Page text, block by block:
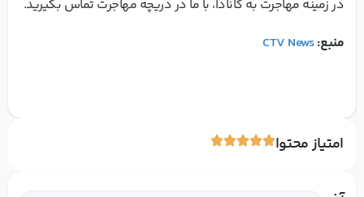
در زمینه مهاجرت به کانادا، با ما در دریچه مهاجرت تماس بگیرید.
منبع:CTV News
امتیاز محتوا